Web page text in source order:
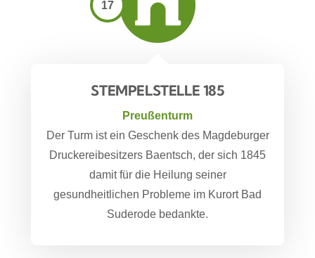
17
STEMPELSTELLE 185
Preußenturm
Der Turm ist ein Geschenk des Magdeburger
Druckereibesitzers Baentsch, der sich 1845
damit für die Heilung seiner
gesundheitlichen Probleme im Kurort Bad
Suderode bedankte.